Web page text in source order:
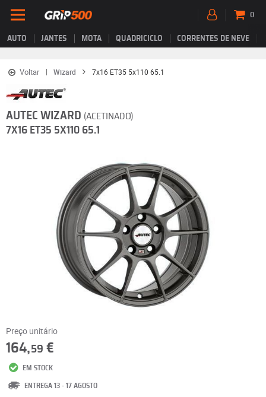
AUTO JANTES MOTA QUADRICICLO CORRENTES DE NEVE
0
Voltar Wizard 7x16 ET35 5x110 65.1
AUTEC WIZARD (ACETINADO)
7X16 ET35 5X110 65.1
Preço unitário
164,59 €
EM STOCK
ENTREGA 13 - 17 AGOSTO